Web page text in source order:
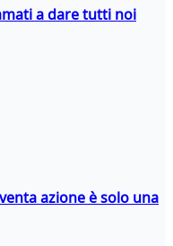
a dare tutti noi
azione è solo una